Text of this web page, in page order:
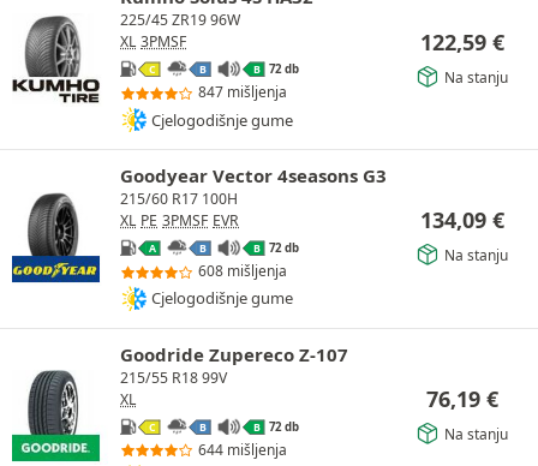
225/45 ZR19 96W
XL 3PMSF
C B B 72 db
847 mišljenja
Cjelogodišnje gume
122,59 €
Na stanju
Goodyear Vector 4seasons G3
215/60 R17 100H
XL PE 3PMSF EVR
A B B 72 db
608 mišljenja
Cjelogodišnje gume
134,09 €
Na stanju
Goodride Zupereco Z-107
215/55 R18 99V
XL
C B B 72 db
644 mišljenja
76,19 €
Na stanju